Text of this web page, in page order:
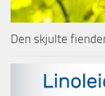
Den skjulte